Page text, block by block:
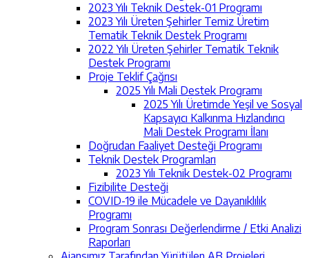
2023 Yılı Teknik Destek-01 Programı
2023 Yılı Üreten Şehirler Temiz Üretim
Tematik Teknik Destek Programı
2022 Yılı Üreten Şehirler Tematik Teknik
Destek Programı
Proje Teklif Çağrısı
2025 Yılı Mali Destek Programı
2025 Yılı Üretimde Yeşil ve Sosyal
Kapsayıcı Kalkınma Hızlandırıcı
Mali Destek Programı İlanı
Doğrudan Faaliyet Desteği Programı
Teknik Destek Programları
2023 Yılı Teknik Destek-02 Programı
Fizibilite Desteği
COVID-19 ile Mücadele ve Dayanıklılık
Programı
Program Sonrası Değerlendirme / Etki Analizi
Raporları